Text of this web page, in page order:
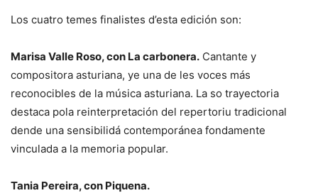
Los cuatro temes finalistes d’esta edición son:
Marisa Valle Roso, con La carbonera. Cantante y
compositora asturiana, ye una de les voces más
reconocibles de la música asturiana. La so trayectoria
destaca pola reinterpretación del repertoriu tradicional
dende una sensibilidá contemporánea fondamente
vinculada a la memoria popular.
Tania Pereira, con Piquena.